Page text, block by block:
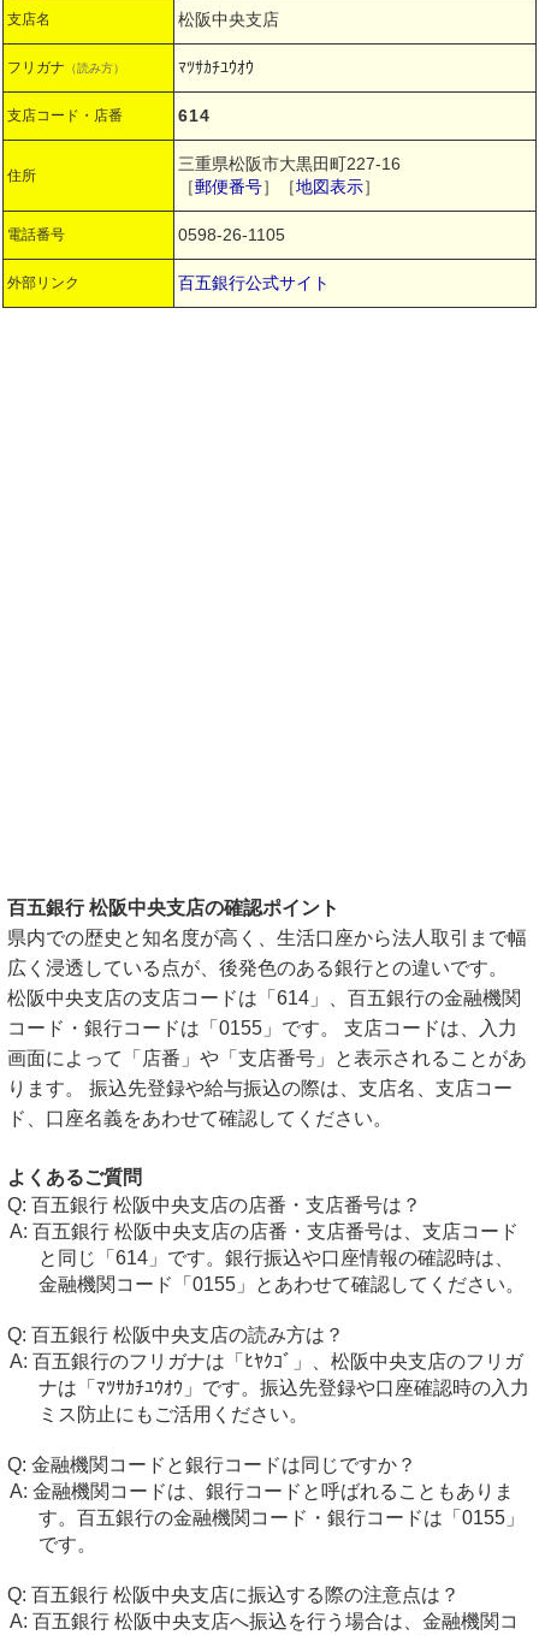
支店名 松阪中央支店
フリガナ （読み方） ﾏﾂｻｶﾁﾕｳｵｳ
支店コード・店番 614
住所
三重県松阪市大黒田町227-16
［郵便番号］［地図表示］
電話番号 0598-26-1105
外部リンク 百五銀行公式サイト
百五銀行 松阪中央支店の確認ポイント
県内での歴史と知名度が高く、生活口座から法人取引まで幅
広く浸透している点が、後発色のある銀行との違いです。
松阪中央支店の支店コードは「614」、百五銀行の金融機関
コード・銀行コードは「0155」です。 支店コードは、入力
画面によって「店番」や「支店番号」と表示されることがあ
ります。 振込先登録や給与振込の際は、支店名、支店コー
ド、口座名義をあわせて確認してください。
よくあるご質問
百五銀行 松阪中央支店の店番・支店番号は？
百五銀行 松阪中央支店の店番・支店番号は、支店コード
と同じ「614」です。銀行振込や口座情報の確認時は、
金融機関コード「0155」とあわせて確認してください。
百五銀行 松阪中央支店の読み方は？
百五銀行のフリガナは「ﾋﾔｸｺﾞ」、松阪中央支店のフリガ
ナは「ﾏﾂｻｶﾁﾕｳｵｳ」です。振込先登録や口座確認時の入力
ミス防止にもご活用ください。
金融機関コードと銀行コードは同じですか？
金融機関コードは、銀行コードと呼ばれることもありま
す。百五銀行の金融機関コード・銀行コードは「0155」
です。
百五銀行 松阪中央支店に振込する際の注意点は？
百五銀行 松阪中央支店へ振込を行う場合は、金融機関コ